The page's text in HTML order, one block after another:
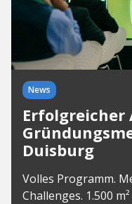
News
Duisburg
Volles Programm.
Challenges. 1.500